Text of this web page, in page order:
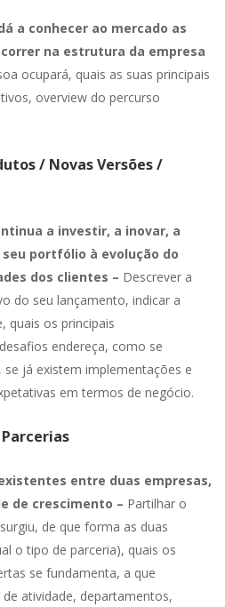
a conhecer ao mercado as
na estrutura da empresa
ocupará, quais as suas principais
overview do percurso
/ Novas Versões /
a investir, a inovar, a
portfólio à evolução do
dos clientes – Descrever a
do seu lançamento, indicar a
quais os principais
endereça, como se
se já existem implementações e
em termos de negócio.
entre duas empresas,
de crescimento – Partilhar o
de que forma as duas
o tipo de parceria), quais os
se fundamenta, a que
atividade, departamentos,